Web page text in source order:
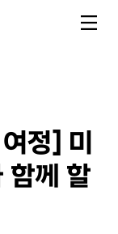
정] 미
함께 할